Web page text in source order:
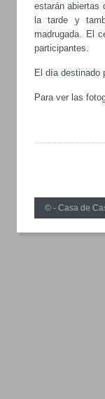
estarán abiertas
la tarde y
madrugada. El
participantes.
El día destinado
Para ver las
© - Casa de